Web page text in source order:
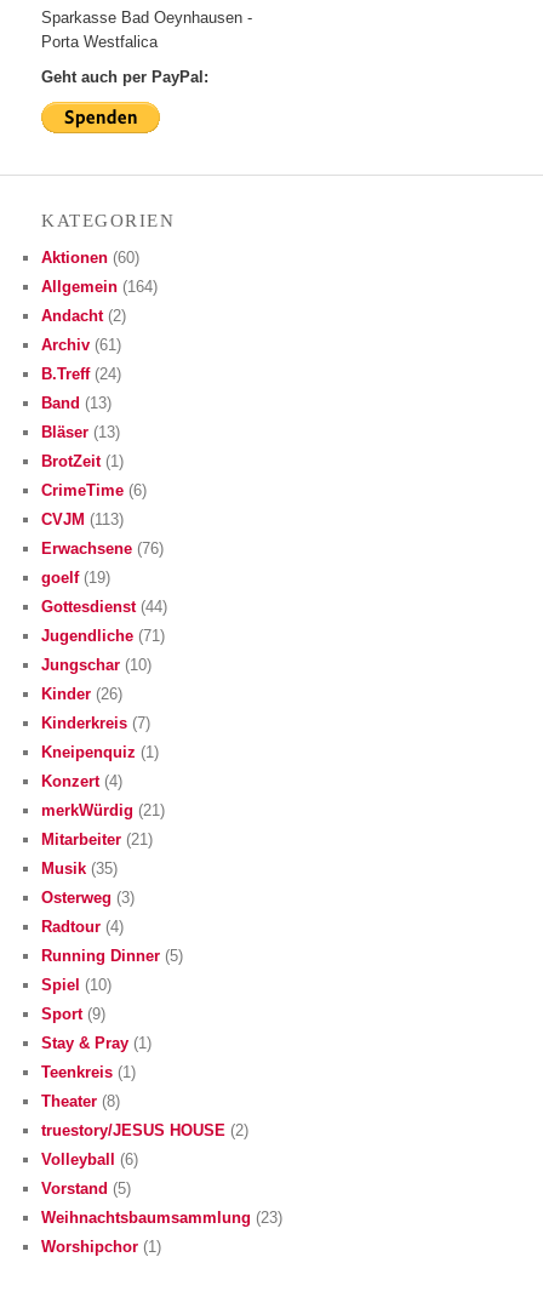
Spar­kas­se Bad Oeynhausen -
Por­ta Westfalica
Geht auch per PayPal:
KATE­GO­RIEN
Aktionen (60)
Allgemein (164)
Andacht(2)
Archiv (61)
B.Treff(24)
Band (13)
Bläser (13)
BrotZeit(1)
CrimeTime (6)
CVJM (113)
Erwachsene (76)
goelf(19)
Gottesdienst(44)
Jugendliche (71)
Jungschar (10)
Kinder (26)
Kinderkreis (7)
Kneipenquiz (1)
Konzert(4)
merkWürdig (21)
Mitarbeiter (21)
Musik (35)
Osterweg (3)
Radtour (4)
Running Dinner (5)
Spiel (10)
Sport(9)
Stay & Pray (1)
Teenkreis (1)
Theater (8)
truestory/JESUS HOUSE (2)
Volleyball (6)
Vorstand (5)
Weihnachtsbaumsammlung (23)
Worshipchor (1)